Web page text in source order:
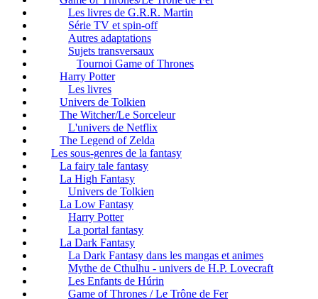
Les livres de G.R.R. Martin
Série TV et spin-off
Autres adaptations
Sujets transversaux
Tournoi Game of Thrones
Harry Potter
Les livres
Univers de Tolkien
The Witcher/Le Sorceleur
L'univers de Netflix
The Legend of Zelda
Les sous-genres de la fantasy
La fairy tale fantasy
La High Fantasy
Univers de Tolkien
La Low Fantasy
Harry Potter
La portal fantasy
La Dark Fantasy
La Dark Fantasy dans les mangas et animes
Mythe de Cthulhu - univers de H.P. Lovecraft
Les Enfants de Húrin
Game of Thrones / Le Trône de Fer